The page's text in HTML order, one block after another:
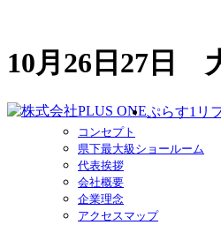
10月26日27日
ぷらす1リ
コンセプト
県下最大級ショールーム
代表挨拶
会社概要
企業理念
アクセスマップ